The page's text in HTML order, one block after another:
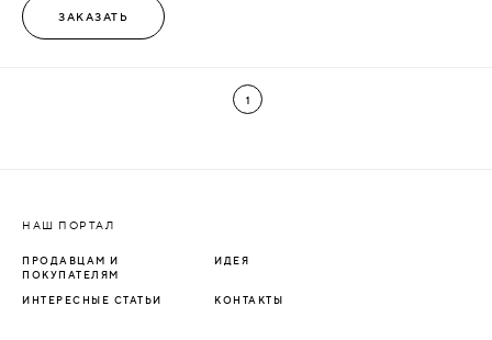
ЗАКАЗАТЬ
1
НАШ ПОРТАЛ
ПРОДАВЦАМ И
ПОКУПАТЕЛЯМ
ИДЕЯ
ИНТЕРЕСНЫЕ СТАТЬИ КОНТАКТЫ